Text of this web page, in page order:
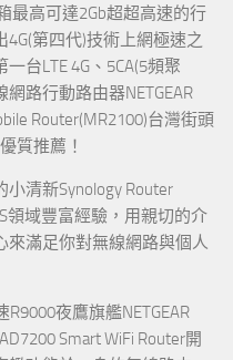
最高可達2Gb超超高速的行
第四代)技術上網極速之
台LTE 4G、5CA(5頻聚
網路行動路由器NETGEAR
Router(MR2100)台灣街頭
質推薦！
清新Synology Router
領域豐富經驗，用親切的介
來滿足你對無線網路與個人
R9000夜鷹旗艦NETGEAR
Smart WiFi Router開